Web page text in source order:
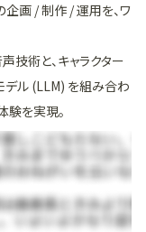
企画 / 制作 / 運用を、ワ
技術と、キャラクター
デル (LLM) を組み合わ
験を実現。